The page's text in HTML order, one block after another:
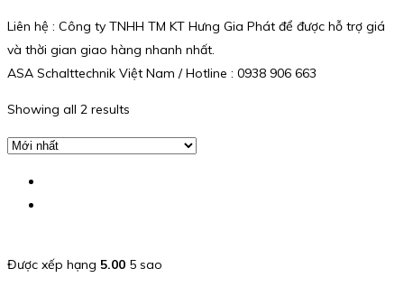
Liên hệ : Công ty TNHH TM KT Hưng Gia Phát để được hỗ trợ giá
và thời gian giao hàng nhanh nhất.
ASA Schalttechnik Việt Nam / Hotline : 0938 906 663
Showing all 2 results
Được xếp hạng 5.00 5 sao